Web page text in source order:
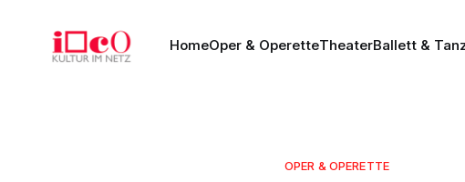
HomeOper & OperetteTheaterBallett &
OPER & OPERETTE